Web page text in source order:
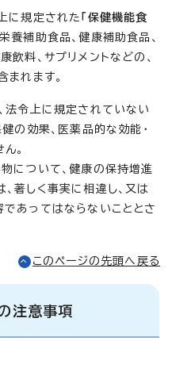
に規定された 「保健機能食
養補助食品、健康補助食品、
飲料、サプリメントなどの、
まれます。
法令上に規定されていない
の効果、医薬品的な効能・
。
について、健康の保持増進
著しく事実に相違し、又は
あってはならないこととさ
このページの先頭へ戻る
注意事項